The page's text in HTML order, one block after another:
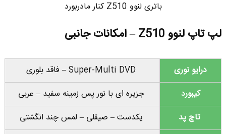
باتری لنوو Z510 کنار مادربورد
لپ تاپ لنوو Z510 – امکانات جانبی
درایو نوری
کیبورد
جزیره ای با نور پس زمینه سفید – عربی
تاچ پد
یکدست – صیقلی – لمس چند انگشتی